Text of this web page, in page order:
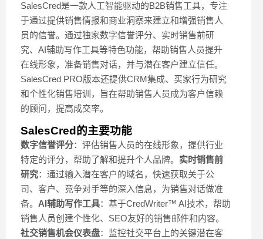
SalesCred是一款人工智能驱动的B2B销售工具，专注
于通过提供销售情报和商业洞察来建立和增强销售人
员的信誉。通过独家数字信誉评分、实时销售前研
究、AI辅助写作工具等特色功能，帮助销售人员提升
在线形象，准备销售对话，并与潜在客户建立信任。
SalesCred PRO版本还提供CRM集成、买家行为研究
和个性化销售培训，旨在帮助销售人员成为客户信赖
的顾问，提高成交率。
SalesCred的主要功能
数字信誉评分：评估销售人员的在线形象，提供行业
特定的评分，帮助了解和提升个人品牌。 实时销售前
研究：通过输入潜在客户的域名，快速获取关于公
司、客户、竞争对手等的深入信息，为销售对话做准
备。 AI辅助写作工具：基于CredWriter™ AI技术，帮助
销售人员创建个性化、SEO友好的销售邮件和内容。
社交销售机会仪表盘：监控社交平台上的关键潜在客